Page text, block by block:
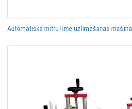
Automātiska mitru līme uzlīmēšanas mašīna